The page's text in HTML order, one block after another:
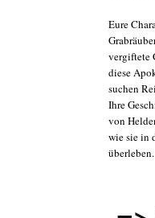
Eure
vergiftete
diese
suchen
Ihre
von
wie sie in
überleben.